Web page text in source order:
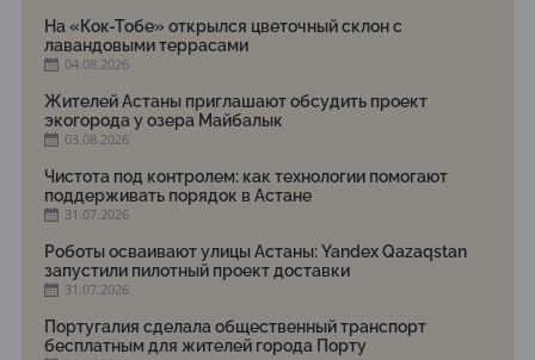
На «Кок-Тобе» открылся цветочный склон с
лавандовыми террасами
04.08.2026
Жителей Астаны приглашают обсудить проект
экогорода у озера Майбалык
03.08.2026
Чистота под контролем: как технологии помогают
поддерживать порядок в Астане
31.07.2026
Роботы осваивают улицы Астаны: Yandex Qazaqstan
запустили пилотный проект доставки
31.07.2026
Португалия сделала общественный транспорт
бесплатным для жителей города Порту